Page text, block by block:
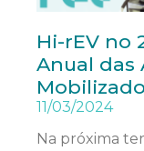
Hi-rEV no
Anual das
11/03/2024
Na próxima